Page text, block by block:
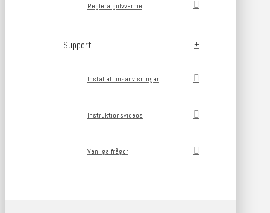
Reglera golvvärme
Support
Installationsanvisningar
Instruktionsvideos
Vanliga frågor